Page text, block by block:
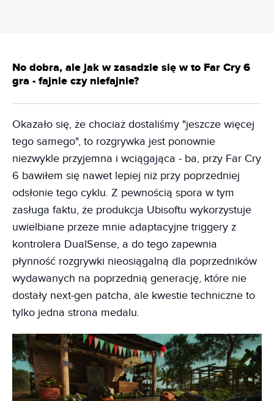
No dobra, ale jak w zasadzie się w to Far Cry 6
gra - fajnie czy niefajnie?
Okazało się, że chociaż dostaliśmy "jeszcze więcej
tego samego", to rozgrywka jest ponownie
niezwykle przyjemna i wciągająca - ba, przy Far Cry
6 bawiłem się nawet lepiej niż przy poprzedniej
odsłonie tego cyklu. Z pewnością spora w tym
zasługa faktu, że produkcja Ubisoftu wykorzystuje
uwielbiane przeze mnie adaptacyjne triggery z
kontrolera DualSense, a do tego zapewnia
płynność rozgrywki nieosiągalną dla poprzedników
wydawanych na poprzednią generację, które nie
dostały next-gen patcha, ale kwestie techniczne to
tylko jedna strona medalu.